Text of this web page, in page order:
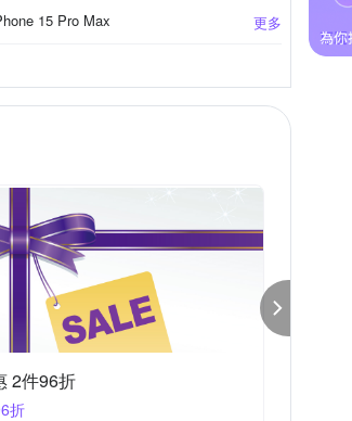
電
HH 草本新淨界
PHILIPS 飛利浦
更多
15 Pro Max
12 Pro
vivo系列
⬅︎ 相機大特賣
折